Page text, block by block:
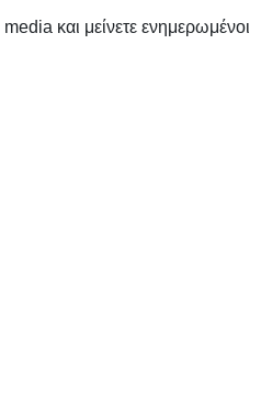
και μείνετε ενημερωμένοι